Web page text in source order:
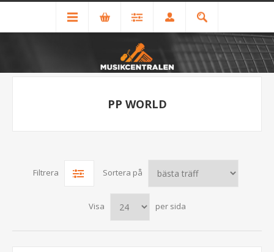
PP WORLD
Filtrera Sortera på
Visa per sida